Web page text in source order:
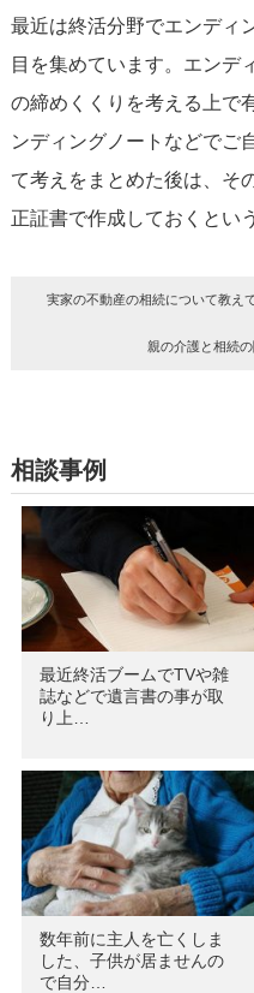
最近は終活分野でエンディ
目を集めています。エンデ
の締めくくりを考える上で
ンディングノートなどでご
て考えをまとめた後は、そ
正証書で作成しておくとい
実家の不動産の相続について教え
親の介護と相続
相談事例
最近終活ブームでTVや雑
誌などで遺言書の事が取
り上…
数年前に主人を亡くしま
した、子供が居ませんの
で自分…